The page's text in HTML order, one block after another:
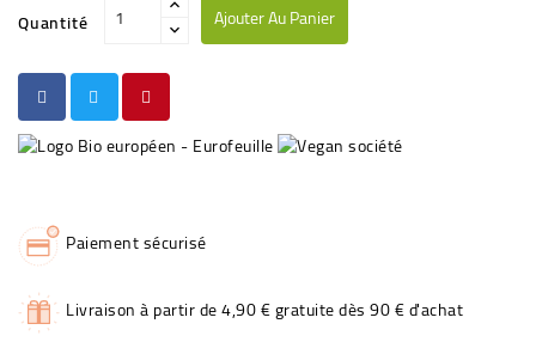
Quantité Ajouter Au Panier
Paiement sécurisé
Livraison à partir de 4,90 € gratuite dès 90 € d'achat